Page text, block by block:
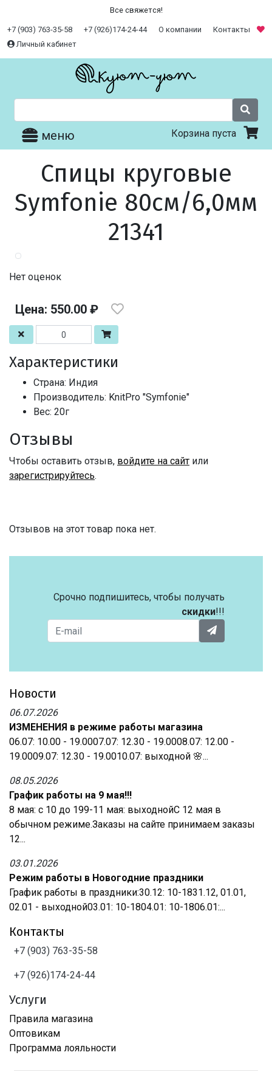
Все свяжется!
+7 (903) 763-35-58 +7 (926)174-24-44 О компании
Контакты
Личный кабинет
меню Корзина пуста
Спицы круговые
Symfonie 80см/6,0мм
21341
Нет оценок
Цена: 550.00 ₽
Характеристики
Страна: Индия
Производитель: KnitPro "Symfonie"
Вес: 20г
Отзывы
Чтобы оставить отзыв, войдите на сайт или
зарегистрируйтесь.
Отзывов на этот товар пока нет.
Срочно подпишитесь, чтобы получать
скидки!!!
Новости
06.07.2026
ИЗМЕНЕНИЯ в режиме работы магазина
06.07: 10.00 - 19.0007.07: 12.30 - 19.0008.07: 12.00 -
19.0009.07: 12.30 - 19.0010.07: выходной 🌸...
08.05.2026
График работы на 9 мая!!!
8 мая: с 10 до 199-11 мая: выходнойС 12 мая в
обычном режиме.Заказы на сайте принимаем заказы
12...
03.01.2026
Режим работы в Новогодние праздники
График работы в праздники:30.12: 10-1831.12, 01.01,
02.01 - выходной03.01: 10-1804.01: 10-1806.01:...
Контакты
+7 (903) 763-35-58
+7 (926)174-24-44
Услуги
Правила магазина
Оптовикам
Программа лояльности